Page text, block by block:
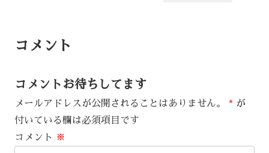
コメント
コメントお待ちしてます
メールアドレスが公開されることはありません。 * が
付いている欄は必須項目です
コメント
※